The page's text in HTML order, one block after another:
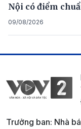
Nội có điểm
09/08/2026
Trưởng ban: Nhà